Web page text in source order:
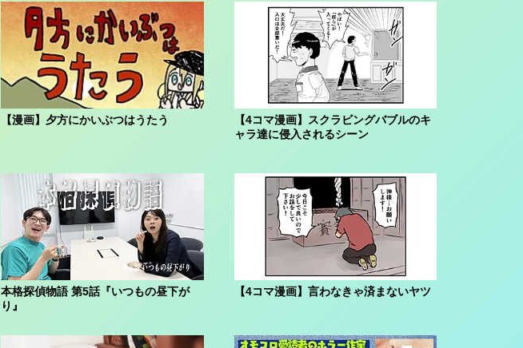
【漫画】夕方にかいぶつはうたう
【4コマ漫画】スクラビングバブルのキ
ャラ達に侵入されるシーン
本格探偵物語 第5話『いつもの昼下が
り』
【4コマ漫画】言わなきゃ済まないヤツ